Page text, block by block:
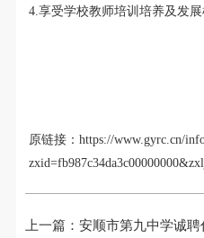
4.享受学校教师培训培养及发展
原链接：https://www.gyrc.cn/
上一篇： 安顺市第九中学诚聘